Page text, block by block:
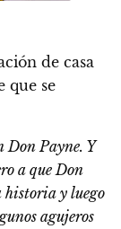
de casa
que se
Don Payne. Y
a que Don
historia y luego
agujeros